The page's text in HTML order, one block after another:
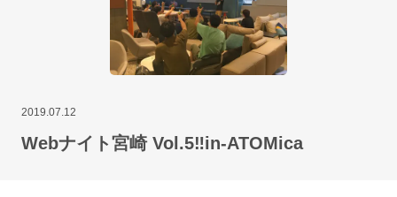
2019.07.12
Webナイト宮崎 Vol.5‼︎in-ATOMica